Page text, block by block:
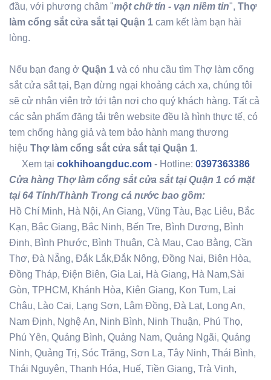
đầu, với phương châm "một chữ tín - vạn niềm tin", Thợ
làm cổng sắt cửa sắt tại Quận 1 cam kết làm bạn hài
lòng.
Nếu bạn đang ở Quận 1 và có nhu cầu tìm Thợ làm cổng
sắt cửa sắt tại, Bạn đừng ngại khoảng cách xa, chúng tôi
sẽ cử nhân viên trở tới tận nơi cho quý khách hàng. Tất cả
các sản phẩm đăng tải trên website đều là hình thực tế, có
tem chống hàng giả và tem bảo hành mang thương
hiệu Thợ làm cổng sắt cửa sắt tại Quận 1.
Xem tại cokhihoangduc.com- Hotline: 0397363386
Cửa hàng Thợ làm cổng sắt cửa sắt tại Quận 1 có mặt
tại 64 Tỉnh/Thành Trong cả nước bao gồm:
Hồ Chí Minh, Hà Nội, An Giang, Vũng Tàu, Bạc Liêu, Bắc
Kạn, Bắc Giang, Bắc Ninh, Bến Tre, Bình Dương, Bình
Định, Bình Phước, Bình Thuận, Cà Mau, Cao Bằng, Cần
Thơ, Đà Nẵng, Đắk Lắk,Đắk Nông, Đồng Nai, Biên Hòa,
Đồng Tháp, Điện Biên, Gia Lai, Hà Giang, Hà Nam,Sài
Gòn, TPHCM, Khánh Hòa, Kiên Giang, Kon Tum, Lai
Châu, Lào Cai, Lạng Sơn, Lâm Đồng, Đà Lạt, Long An,
Nam Định, Nghệ An, Ninh Bình, Ninh Thuận, Phú Thọ,
Phú Yên, Quảng Bình, Quảng Nam, Quảng Ngãi, Quảng
Ninh, Quảng Trị, Sóc Trăng, Sơn La, Tây Ninh, Thái Bình,
Thái Nguyên, Thanh Hóa, Huế, Tiền Giang, Trà Vinh,